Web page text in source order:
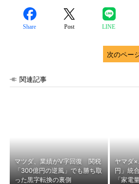
Share Post LINE
次のペー
関連記事
マツダ、業績がV字回復 関税
「300億円の逆風」でも勝ち取
った黒字転換の裏側
ヤマダ
円」統
「家電